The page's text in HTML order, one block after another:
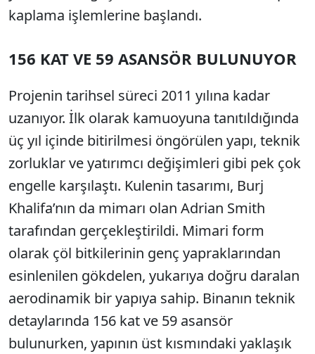
kaplama işlemlerine başlandı.
156 KAT VE 59 ASANSÖR BULUNUYOR
Projenin tarihsel süreci 2011 yılına kadar
uzanıyor. İlk olarak kamuoyuna tanıtıldığında
üç yıl içinde bitirilmesi öngörülen yapı, teknik
zorluklar ve yatırımcı değişimleri gibi pek çok
engelle karşılaştı. Kulenin tasarımı, Burj
Khalifa’nın da mimarı olan Adrian Smith
tarafından gerçekleştirildi. Mimari form
olarak çöl bitkilerinin genç yapraklarından
esinlenilen gökdelen, yukarıya doğru daralan
aerodinamik bir yapıya sahip. Binanın teknik
detaylarında 156 kat ve 59 asansör
bulunurken, yapının üst kısmındaki yaklaşık